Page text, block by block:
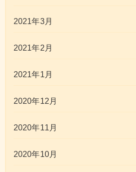
2021年3月
2021年2月
2021年1月
2020年12月
2020年11月
2020年10月